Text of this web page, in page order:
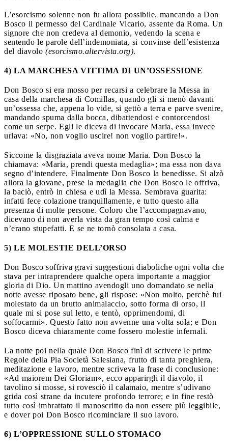
L’esorcismo solenne non fu allora possibile, mancando a Don
Bosco il permesso del Cardinale Vicario, assente da Roma. Un
signore che non credeva al demonio, vedendo la scena e
sentendo le parole dell’indemoniata, si convinse dell’esistenza
del diavolo (esorcismo.altervista.org).
4) LA MARCHESA VITTIMA DI UN’OSSESSIONE
Don Bosco si era mosso per recarsi a celebrare la Messa in
casa della marchesa di Comillas, quando gli si menò davanti
un’ossessa che, appena lo vide, si gettò a terra e parve svenire,
mandando spuma dalla bocca, dibattendosi e contorcendosi
come un serpe. Egli le diceva di invocare Maria, essa invece
urlava: «No, non voglio uscire! non voglio partire!».
Siccome la disgraziata aveva nome Maria. Don Bosco la
chiamava: «Maria, prendi questa medaglia»; ma essa non dava
segno d’intendere. Finalmente Don Bosco la benedisse. Si alzò
allora la giovane, prese la medaglia che Don Bosco le offriva,
la baciò, entrò in chiesa e udì la Messa. Sembrava guarita:
infatti fece colazione tranquillamente, e tutto questo alla
presenza di molte persone. Coloro che l’accompagnavano,
dicevano di non averla vista da gran tempo così calma e
n’erano stupefatti. E se ne tornò consolata a casa.
5) LE MOLESTIE DELL’ORSO
Don Bosco soffriva gravi suggestioni diaboliche ogni volta che
stava per intraprendere qualche opera importante a maggior
gloria di Dio. Un mattino avendogli uno domandato se nella
notte avesse riposato bene, gli rispose: «Non molto, perchè fui
molestato da un brutto animalaccio, sotto forma di orso, il
quale mi si pose sul letto, e tentò, opprimendomi, di
soffocarmi». Questo fatto non avvenne una volta sola; e Don
Bosco diceva chiaramente come fossero molestie infernali.
La notte poi nella quale Don Bosco finì di scrivere le prime
Regole della Pia Società Salesiana, frutto di tanta preghiera,
meditazione e lavoro, mentre scriveva la frase di conclusione:
«Ad maiorem Dei Gloriam», ecco apparirgli il diavolo, il
tavolino si mosse, si rovesciò il calamaio, mentre s’udivano
grida così strane da incutere profondo terrore; e in fine restò
tutto così imbrattato il manoscritto da non essere più leggibile,
e dover poi Don Bosco ricominciare il suo lavoro.
6) L’OPPRESSIONE SULLO STOMACO